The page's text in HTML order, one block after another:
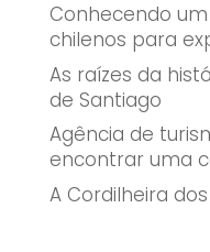
Conhecendo
chilenos para
As raízes da
de Santiago
Agência de
encontrar uma
A Cordilheira